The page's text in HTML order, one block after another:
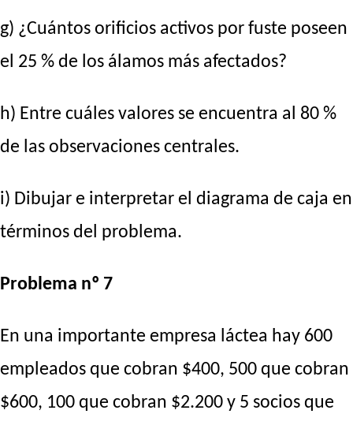
g) ¿Cuántos orificios activos por fuste poseen
el 25 % de los álamos más afectados?
h) Entre cuáles valores se encuentra al 80 %
de las observaciones centrales.
i) Dibujar e interpretar el diagrama de caja en
términos del problema.
Problema nº 7
En una importante empresa láctea hay 600
empleados que cobran $400, 500 que cobran
$600, 100 que cobran $2.200 y 5 socios que